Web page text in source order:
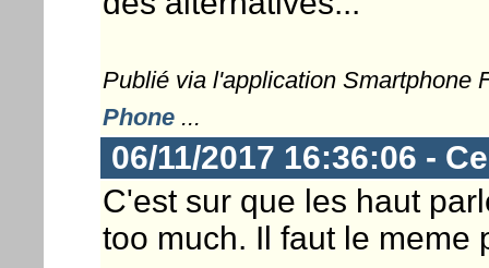
Publié via l'application Smartphone
Phone...
06/11/2017 16:36:06 -
C'est sur que les haut
too much. Il faut le meme